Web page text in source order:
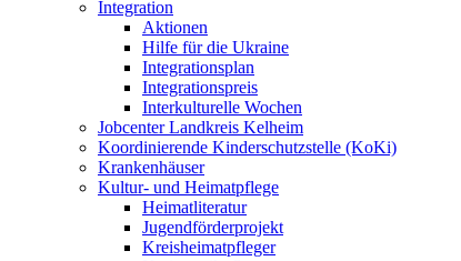
Integration
Aktionen
Hilfe für die Ukraine
Integrationsplan
Integrationspreis
Interkulturelle Wochen
Jobcenter Landkreis Kelheim
Koordinierende Kinderschutzstelle (KoKi)
Krankenhäuser
Kultur- und Heimatpflege
Heimatliteratur
Jugendförderprojekt
Kreisheimatpfleger